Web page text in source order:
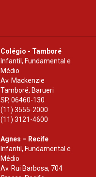
Colégio - Tamboré
Infantil, Fundamental e
Médio
Av. Mackenzie
Tamboré, Barueri
SP,06460-130
(11) 3555-2000
(11) 3121-4600
Agnes – Recife
Infantil, Fundamental e
Médio
Av. Rui Barbosa, 704